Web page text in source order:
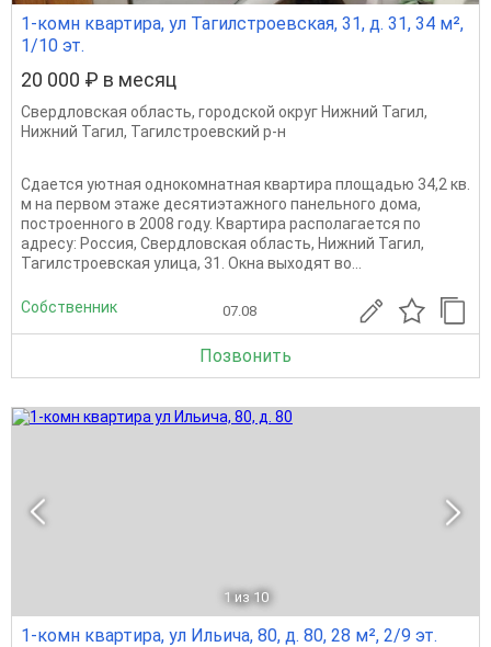
1-комн квартира, ул Тагилстроевская, 31, д. 31, 34 м²,
1/10 эт.
20 000 ₽ в месяц
Свердловская область, городской округ Нижний Тагил,
Нижний Тагил, Тагилстроевский р-н
Сдается уютная однокомнатная квартира площадью 34,2 кв.
м на первом этаже десятиэтажного панельного дома,
построенного в 2008 году. Квартира располагается по
адресу: Россия, Свердловская область, Нижний Тагил,
Тагилстроевская улица, 31. Окна выходят во...
Собственник 07.08
Позвонить
1 из 10
1-комн квартира, ул Ильича, 80, д. 80, 28 м², 2/9 эт.